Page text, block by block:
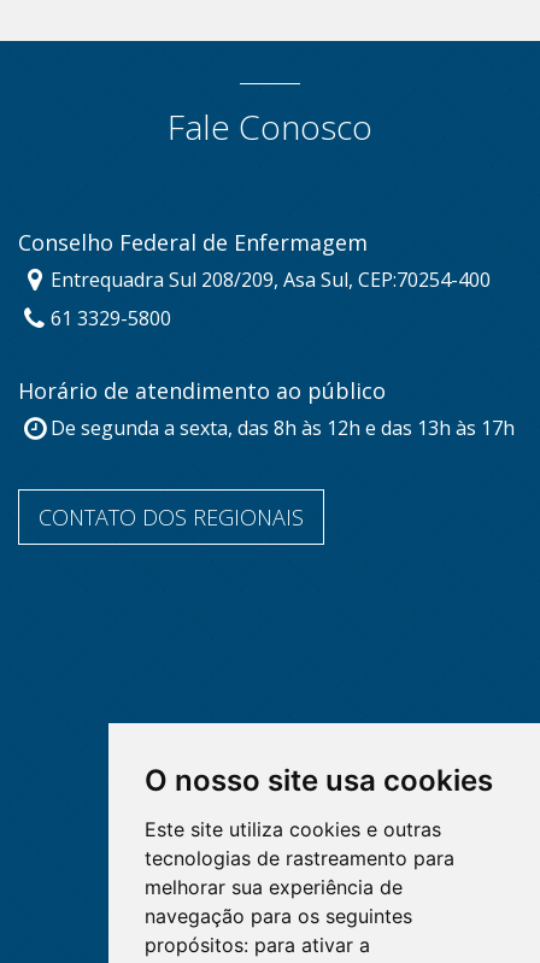
O nosso site usa cookies
Este site utiliza cookies e outras
tecnologias de rastreamento para
melhorar sua experiência de
navegação para os seguintes
propósitos: para ativar a
Fale Conosco
Conselho Federal de Enfermagem
Entrequadra Sul 208/209, Asa Sul, CEP:70254-400
61 3329-5800
Horário de atendimento ao público
De segunda a sexta, das 8h às 12h e das 13h às 17h
CONTATO DOS REGIONAIS